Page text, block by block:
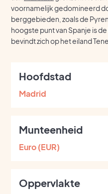
voornamelijk gedomineerd
berggebieden, zoals de
hoogste punt van Spanje is
bevindt zich op het eiland
Hoofdstad
Madrid
Munteenheid
Euro (EUR)
Oppervlakte